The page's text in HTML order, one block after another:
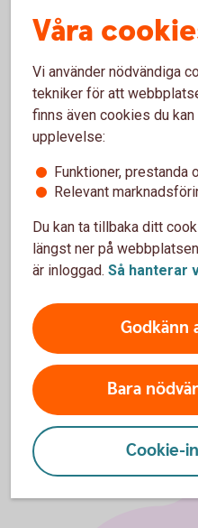
Risker
de risker som berör
Läs mer om risker
Vad kostar en
förvaltningsavgift på
belopp per år samt ett
investerat belopp.
Läs mer i en fullständig
Våra
Vi använder nödvändiga
tekniker för att
finns även cookies du
upplevelse:
Funktioner, prestanda
Relevant
Du kan ta tillbaka ditt
längst ner på
är inloggad. Så hanterar
Godkänn
Bara
Cookie-